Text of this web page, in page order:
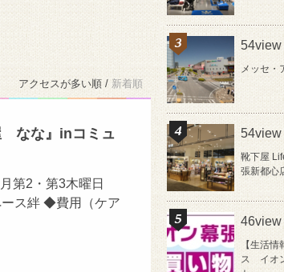
アクセスが多い順 / 新着順
なな』inコミュ
第2・第3木曜日
ス絆 ◆費用（ケア
54view
メッセ・
54view
靴下屋
張新都心
46view
【生活
ス イオ